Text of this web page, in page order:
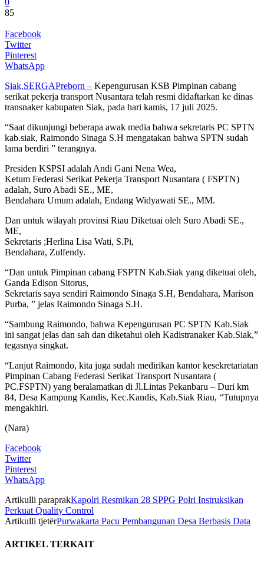
85
Facebook
Twitter
Pinterest
WhatsApp
Siak,SERGAPreborn – Kepengurusan KSB Pimpinan cabang
serikat pekerja transport Nusantara telah resmi didaftarkan ke dinas
transnaker kabupaten Siak, pada hari kamis, 17 juli 2025.
“Saat dikunjungi beberapa awak media bahwa sekretaris PC SPTN
kab.siak, Raimondo Sinaga S.H mengatakan bahwa SPTN sudah
lama berdiri ” terangnya.
Presiden KSPSI adalah Andi Gani Nena Wea,
Ketum Federasi Serikat Pekerja Transport Nusantara ( FSPTN)
adalah, Suro Abadi SE., ME,
Bendahara Umum adalah, Endang Widyawati SE., MM.
Dan untuk wilayah provinsi Riau Diketuai oleh Suro Abadi SE.,
ME,
Sekretaris ;Herlina Lisa Wati, S.Pi,
Bendahara, Zulfendy.
“Dan untuk Pimpinan cabang FSPTN Kab.Siak yang diketuai oleh,
Ganda Edison Sitorus,
Sekretaris saya sendiri Raimondo Sinaga S.H, Bendahara, Marison
Purba, ” jelas Raimondo Sinaga S.H.
“Sambung Raimondo, bahwa Kepengurusan PC SPTN Kab.Siak
ini sangat jelas dan sah dan diketahui oleh Kadistranaker Kab.Siak,”
tegasnya singkat.
“Lanjut Raimondo, kita juga sudah medirikan kantor kesekretariatan
Pimpinan Cabang Federasi Serikat Transport Nusantara (
PC.FSPTN) yang beralamatkan di Jl.Lintas Pekanbaru – Duri km
84, Desa Kampung Kandis, Kec.Kandis, Kab.Siak Riau, “Tutupnya
mengakhiri.
(Nara)
Facebook
Twitter
Pinterest
WhatsApp
Artikulli paraprakKapolri Resmikan 28 SPPG Polri Instruksikan
Perkuat Quality Control
Artikulli tjetërPurwakarta Pacu Pembangunan Desa Berbasis Data
ARTIKEL TERKAIT